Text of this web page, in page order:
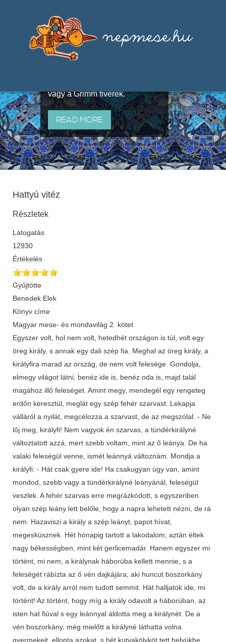
útján terjedő elbeszélésekből,
melyeket olyan ismert gyűjtők
állítottak össze, mint Benedek
vagy a Grimm fivérek.
READ MORE
Hattyú vitéz
Részletek
Látogatás
12930
Értékelés
Gyűjtötte
Benedek Elek
Könyv címe
Magyar mese- és mondavilág 2. kötet
Egyszer volt, hol nem volt, hetedhét országon is túl, volt egy
öreg király, s annak egy dali szép fia. Meghal az öreg király, a
királyfira marad az ország, de nem volt felesége. Gondolja,
elmegy világot látni, benéz ide is, benéz oda is, majd talál
magához illő feleséget. Amint megy, mendegél egy rengeteg
erdőn keresztül, meglát egy szép fehér szarvast. Lekapja
válláról a nyilát, megcélozza a szarvast, de az megszólal: - Ne
lőj meg, királyfi! Nem vagyok én szarvas, a tündérkirályné
változtatott azzá, mert szebb voltam, mint az ő leánya. De ha
valaki feleségül venne, ismét leánnyá változnám. Mondja a
királyfi: - Hát csak gyere ide! Ha csakugyan úgy van, amint
mondod, szebb vagy a tündérkirályné leányánál, feleségül
veszlek. A fehér szarvas erre megrázkódott, s egyszeriben
olyan szép leány lett belőle, hogy a napra lehetett nézni, de rá
nem. Hazaviszi a király a szép leányt, papot hívat,
megesküsznek. Hét hónapig tartott a lakodalom, aztán éltek
nagy békességben, mint két gerlicemadár. Hanem egyszer mi
történt, mi nem, a királynak háborúba kellett mennie, s a
feleségét rábízta az ő vén dajkájára, aki huncut boszorkány
volt, de a király arról nem tudott semmit. Hát halljatok ide, mi
történt! Az történt, hogy míg a király odavolt a háborúban, az
isten hat fiúval s egy leánnyal áldotta meg a királynét. De a
vén boszorkány, még mielőtt a királyné láthatta volna
gyermekeit, ellopta azokat, s hét kutyakölyköt tett helyükbe.